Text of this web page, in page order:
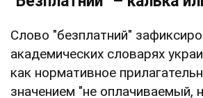
Слово "безплатний"
академических словарях
как нормативное
значением "не оплачиваемый,